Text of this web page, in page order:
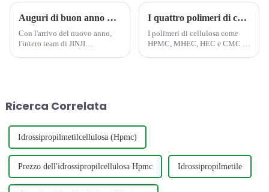
Auguri di buon anno dal tuo produttore HPMC di fiducia
Con l'arrivo del nuovo anno,
l'intero team di JINJI
I quattro polimeri di cellulosa più comunemente utilizzati: HPMC, MHEC, HEC e CMC: quale hai incontrato?
I polimeri di cellulosa come
HPMC, MHEC, HEC e CMC si
Ricerca Correlata
Idrossipropilmetilcellulosa (Hpmc)
Prezzo dell'idrossipropilcellulosa Hpmc Idrossipropilmetile